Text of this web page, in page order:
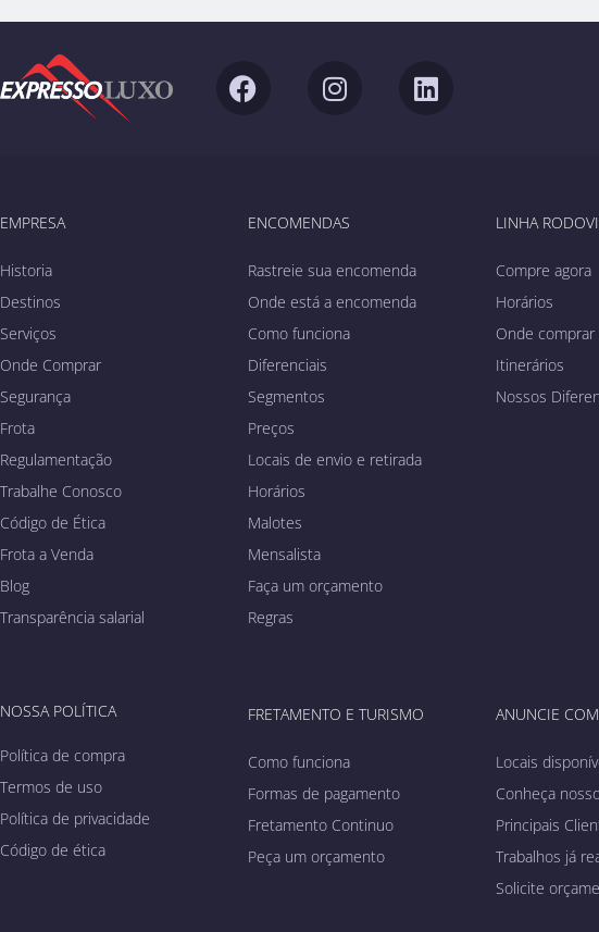
F
a
o
o
k
I
n
g
r
a
m
L
i
EMPRESA
Historia
Destinos
Serviços
Onde Comprar
Segurança
Frota
Regulamentação
Trabalhe Conosco
Código de Ética
Frota a Venda
Blog
Transparência salarial
ENCOMENDAS
Rastreie sua encomenda
Onde está a encomenda
Como funciona
Diferenciais
Segmentos
Preços
Locais de envio e retirada
Horários
Malotes
Mensalista
Faça um orçamento
Regras
LINHA
Compre agora
Horários
Onde
Itinerários
Nossos
NOSSA POLÍTICA
Política de compra
Termos de uso
Política de privacidade
Código de ética
FRETAMENTO E TURISMO
Como funciona
Formas de pagamento
Fretamento Continuo
Peça um orçamento
ANUNCIE
Locais
Conheça
Principais
Trabalhos já
Solicite